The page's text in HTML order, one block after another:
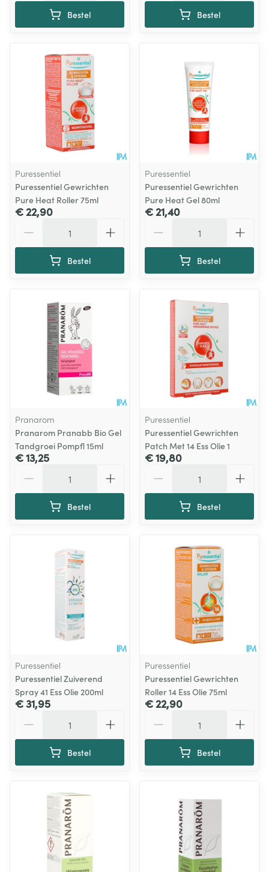
Bestel Bestel
Puressentiel
Puressentiel Gewrichten
Pure Heat Roller 75ml
€ 22,90
Bestel
Puressentiel
Puressentiel Gewrichten
Pure Heat Gel 80ml
€ 21,40
Bestel
Pranarom
Pranarom Pranabb Bio Gel
Tandgroei Pompfl 15ml
€ 13,25
Bestel
Puressentiel
Puressentiel Gewrichten
Patch Met 14 Ess Olie 1
€ 19,80
Bestel
Puressentiel
Puressentiel Zuiverend
Spray 41 Ess Olie 200ml
€ 31,95
Bestel
Puressentiel
Puressentiel Gewrichten
Roller 14 Ess Olie 75ml
€ 22,90
Bestel